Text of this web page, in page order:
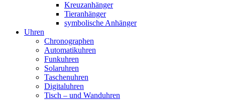
Kreuzanhänger
Tieranhänger
symbolische Anhänger
Uhren
Chronographen
Automatikuhren
Funkuhren
Solaruhren
Taschenuhren
Digitaluhren
Tisch – und Wanduhren